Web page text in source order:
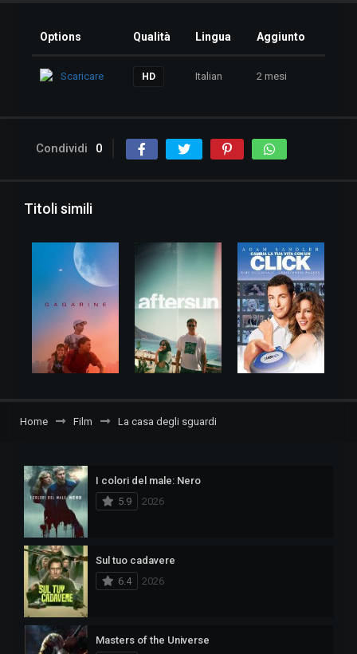
Options Qualità Lingua Aggiunto
Scaricare HD Italian 2 mesi
Condividi 0
Titoli simili
Home Film La casa degli sguardi
I colori del male: Nero
5.9
2026
Sul tuo cadavere
6.4
2026
Masters of the Universe